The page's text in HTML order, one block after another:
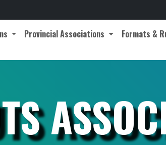
Provincial Associations Formats &